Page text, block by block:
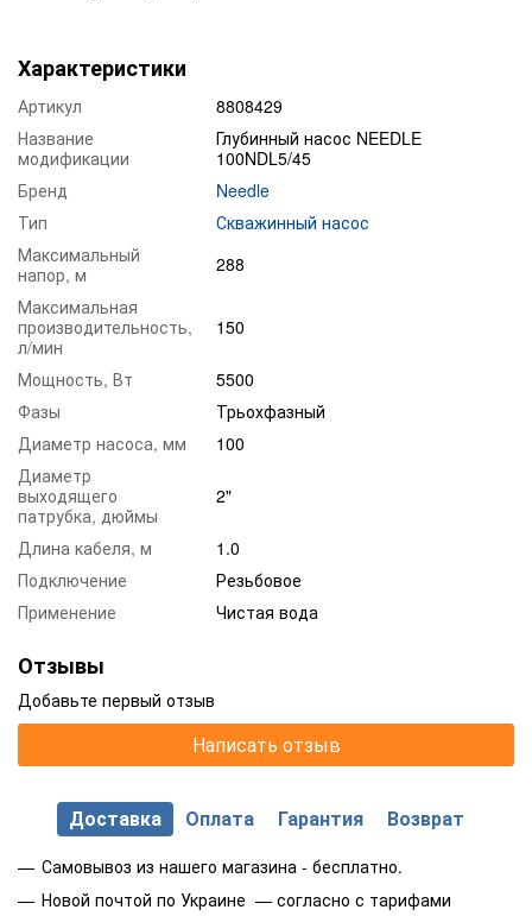
Характеристики
Артикул
8808429
Название
модификации
Глубинный насос NEEDLE
100NDL5/45
Бренд
Needle
Тип
Скважинный насос
Максимальный
напор, м
288
Максимальная
производительность,
л/мин
150
Мощность, Вт
5500
Фазы
Трьохфазный
Диаметр насоса, мм
100
Диаметр
выходящего
патрубка, дюймы
2"
Длина кабеля, м
1.0
Подключение
Резьбовое
Применение
Чистая вода
Отзывы
Добавьте первый отзыв
Написать отзыв
Доставка Оплата Гарантия Возврат
Самовывоз из нашего магазина - бесплатно.
Новой почтой по Украине — согласно с тарифами